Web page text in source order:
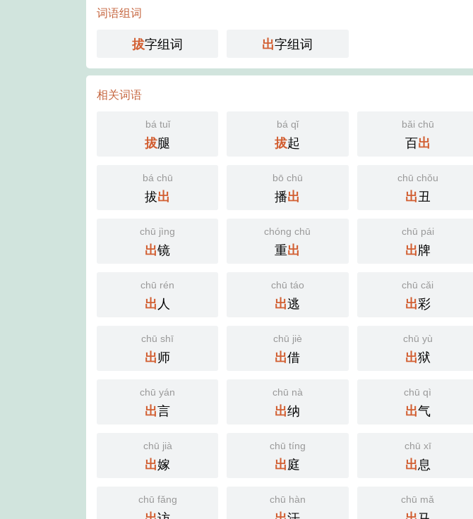
词语组词
拔字组词 出字组词
相关词语
bá tuǐ
拔腿
bá qǐ
拔起
bǎi chū
百出
bá chū
拔出
bō chū
播出
chū chǒu
出丑
chū jìng
出镜
chóng chū
重出
chū pái
出牌
chū rén
出 人
chū táo
出逃
chū cǎi
出彩
chū shī
出师
chū jiè
出借
chū yù
出狱
chū yán
出言
chū nà
出纳
chū qì
出气
chū jià
出嫁
chū tíng
出庭
chū xī
出息
chū fǎng chū hàn chū mǎ